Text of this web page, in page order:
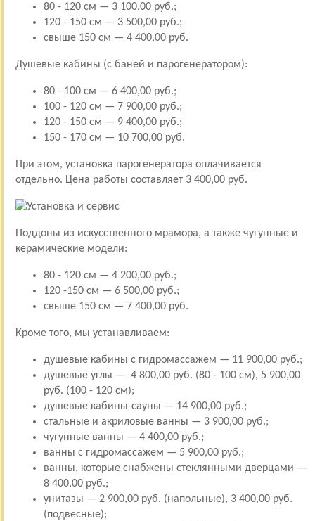
80 - 120 см — 3 100,00 руб.;
120 - 150 см — 3 500,00 руб.;
свыше 150 см — 4 400,00 руб.
Душевые кабины (с баней и парогенератором):
80 - 100 см — 6 400,00 руб.;
100 - 120 см — 7 900,00 руб.;
120 - 150 см — 9 400,00 руб.;
150 - 170 см — 10 700,00 руб.
При этом, установка парогенератора оплачивается
отдельно. Цена работы составляет 3 400,00 руб.
Поддоны из искусственного мрамора, а также чугунные и
керамические модели:
80 - 120 см — 4 200,00 руб.;
120 -150 см — 6 500,00 руб.;
свыше 150 см — 7 400,00 руб.
Кроме того, мы устанавливаем:
душевые кабины с гидромассажем — 11 900,00 руб.;
душевые углы — 4 800,00 руб. (80 - 100 см), 5 900,00
руб. (100 - 120 см);
душевые кабины-сауны — 14 900,00 руб.;
стальные и акриловые ванны — 3 900,00 руб.;
чугунные ванны — 4 400,00 руб.;
ванны с гидромассажем — 5 900,00 руб.;
ванны, которые снабжены стеклянными дверцами —
8 400,00 руб.;
унитазы — 2 900,00 руб. (напольные), 3 400,00 руб.
(подвесные);